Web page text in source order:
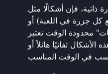
ذاتية، فإن أشكالًا مثل
كل جزرة في اللعبة) أو
محدودة الوقت تعتبر
تفانيًا هائلاً أو